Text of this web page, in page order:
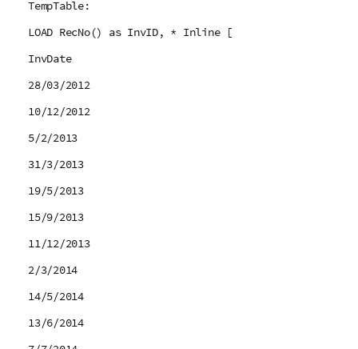
TempTable:
LOAD RecNo() as InvID, * Inline [
InvDate
28/03/2012
10/12/2012
5/2/2013
31/3/2013
19/5/2013
15/9/2013
11/12/2013
2/3/2014
14/5/2014
13/6/2014